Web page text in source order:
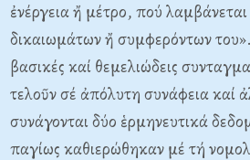
ἐνέργεια ἤ μέτρο, πού
δικαιωμάτων ἤ συμφερόντων
βασικές καί θεμελιώδεις
τελοῦν σέ ἀπόλυτη συνάφεια καί
συνάγονται δύο ἑρμηνευτικά
παγίως καθιερώθηκαν μέ τή